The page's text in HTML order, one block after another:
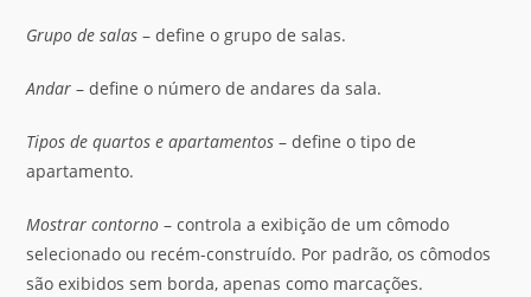
Grupo de salas – define o grupo de salas.
Andar – define o número de andares da sala.
Tipos de quartos e apartamentos – define o tipo de
apartamento.
Mostrar contorno – controla a exibição de um cômodo
selecionado ou recém-construído. Por padrão, os cômodos
são exibidos sem borda, apenas como marcações.